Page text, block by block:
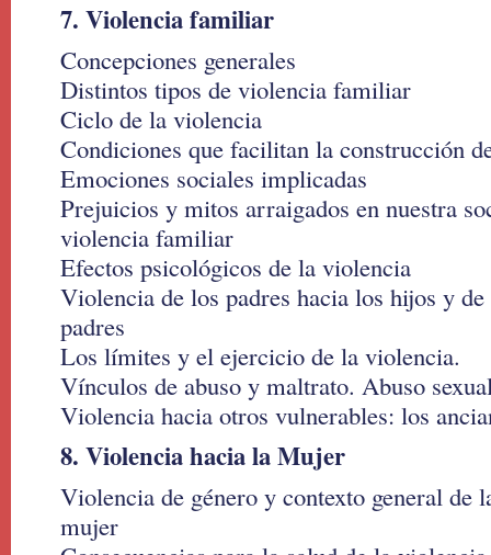
7. Violencia familiar
Concepciones generales
Distintos tipos de violencia familiar
Ciclo de la violencia
Condiciones que facilitan la construcción
Emociones sociales implicadas
Prejuicios y mitos arraigados en nuestra
violencia familiar
Efectos psicológicos de la violencia
Violencia de los padres hacia los hijos y
padres
Los límites y el ejercicio de la violencia.
Vínculos de abuso y maltrato. Abuso
Violencia hacia otros vulnerables: los
8. Violencia hacia la Mujer
Violencia de género y contexto general de
mujer